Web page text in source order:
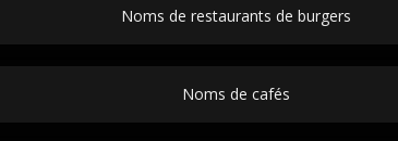
Noms de restaurants de burgers
Noms de cafés